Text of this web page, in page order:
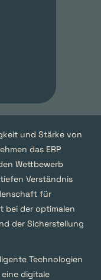
und Stärke von
das ERP
Wettbewerb
Verständnis
für
bei der optimalen
der Sicherstellung
Technologien
digitale